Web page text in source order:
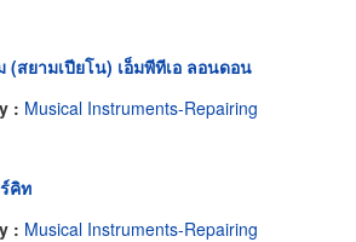
(สยามเปียโน) เอ็มพีทีเอ ลอนดอน
: Musical Instruments-Repairing
คิท
: Musical Instruments-Repairing